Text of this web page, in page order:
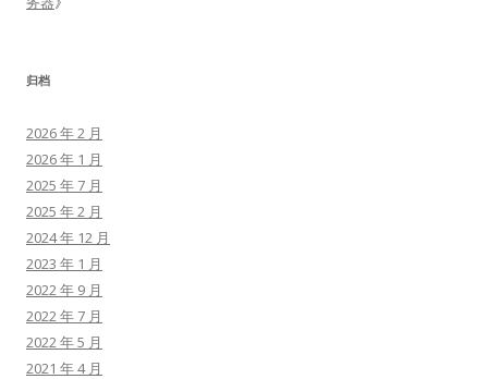
归档
2026 年 2 月
2026 年 1 月
2025 年 7 月
2025 年 2 月
2024 年 12 月
2023 年 1 月
2022 年 9 月
2022 年 7 月
2022 年 5 月
2021 年 4 月